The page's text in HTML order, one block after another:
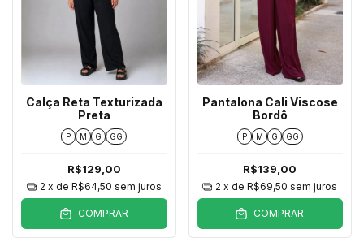
Calça Reta Texturizada
Preta
P M G GG
R$129,00
2 x de R$64,50 sem juros
COMPRAR
Pantalona Cali Viscose
Bordô
P M G GG
R$139,00
2 x deR$69,50 sem juros
COMPRAR